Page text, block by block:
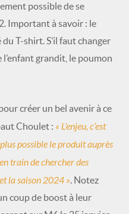
possible de se
Important à savoir : le
T-shirt. S’il faut changer
grandit, le poumon
créer un bel avenir à ce
Choulet : « L’enjeu, c’est
possible le produit auprès
train de chercher des
la saison 2024 ». Notez
coup de boost à leur